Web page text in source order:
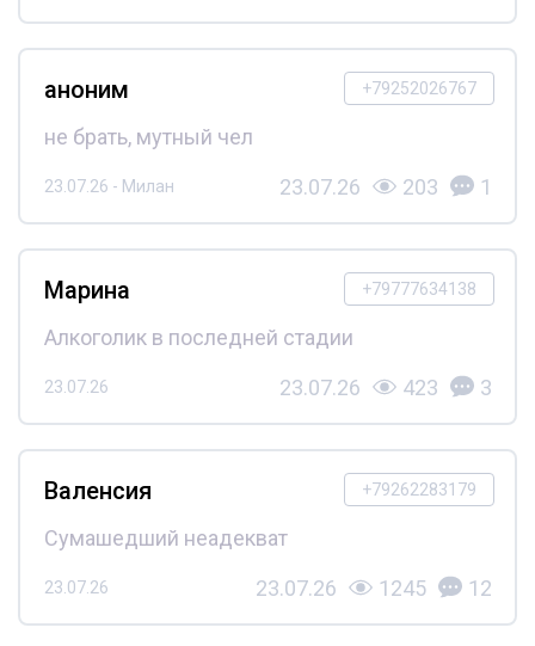
+79252026767
аноним
не брать, мутный чел
23.07.26 - Милан 23.07.26 203 1
+79777634138
Марина
Алкоголик в последней стадии
23.07.26 23.07.26 423 3
+79262283179
Валенсия
Сумашедший неадекват
23.07.26 23.07.26 1245 12